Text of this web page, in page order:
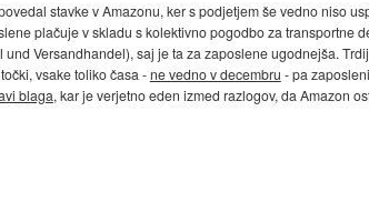
stavke v Amazonu, ker s podjetjem še vedno niso
plačuje v skladu s kolektivno pogodbo za transportne
Versandhandel), saj je ta za zaposlene ugodnejša.
vsake toliko časa -ne vedno v decembru - pa
blaga, kar je verjetno eden izmed razlogov, da Amazon